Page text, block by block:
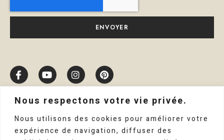
Nous respectons votre vie privée.
Nous utilisons des cookies pour améliorer votre
expérience de navigation, diffuser des
ENVOYER